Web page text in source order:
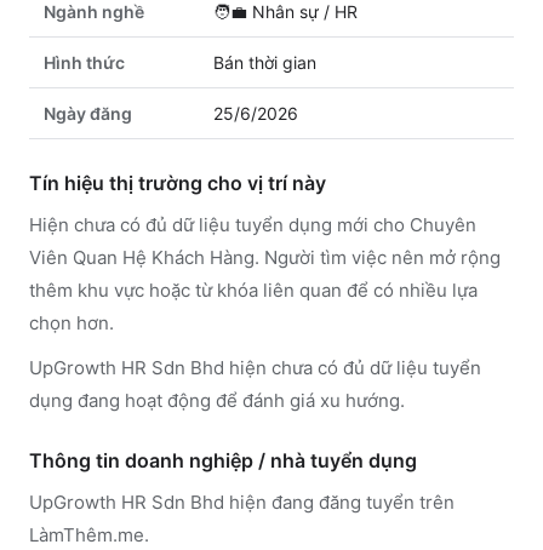
Ngành nghề 🧑‍💼 Nhân sự / HR
Hình thức Bán thời gian
Ngày đăng 25/6/2026
Tín hiệu thị trường cho vị trí này
Hiện chưa có đủ dữ liệu tuyển dụng mới cho Chuyên
Viên Quan Hệ Khách Hàng. Người tìm việc nên mở rộng
thêm khu vực hoặc từ khóa liên quan để có nhiều lựa
chọn hơn.
UpGrowth HR Sdn Bhd hiện chưa có đủ dữ liệu tuyển
dụng đang hoạt động để đánh giá xu hướng.
Thông tin doanh nghiệp / nhà tuyển dụng
UpGrowth HR Sdn Bhd hiện đang đăng tuyển trên
LàmThêm.me.